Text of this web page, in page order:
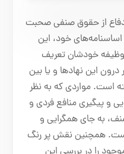
دفاع از حقوق صنفی صحبت
خود، این
خودشان تعریف
درون این نهادها و یا بین
است. مواردی که به نظر
و پیگیری منافع فردی و
به جای همگرایی و
همچنین نقش پر رنگ